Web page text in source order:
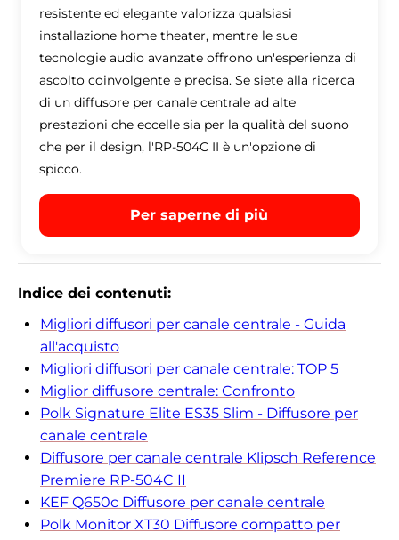
resistente ed elegante valorizza qualsiasi
installazione home theater, mentre le sue
tecnologie audio avanzate offrono un'esperienza di
ascolto coinvolgente e precisa. Se siete alla ricerca
di un diffusore per canale centrale ad alte
prestazioni che eccelle sia per la qualità del suono
che per il design, l'RP-504C II è un'opzione di
spicco.
Per saperne di più
Indice dei contenuti:
Migliori diffusori per canale centrale - Guida
all'acquisto
Migliori diffusori per canale centrale: TOP 5
Miglior diffusore centrale: Confronto
Polk Signature Elite ES35 Slim - Diffusore per
canale centrale
Diffusore per canale centrale Klipsch Reference
Premiere RP-504C II
KEF Q650c Diffusore per canale centrale
Polk Monitor XT30 Diffusore compatto per